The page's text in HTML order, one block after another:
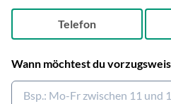
Telefon
Wann möchtest du